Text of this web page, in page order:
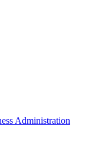
Administration